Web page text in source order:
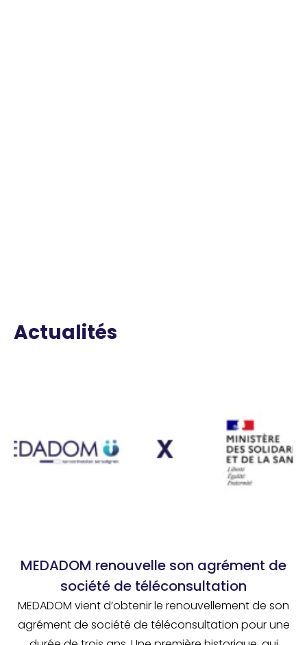
Actualités
MEDADOM renouvelle son agrément de
société de téléconsultation
MEDADOM vient d’obtenir le renouvellement de son
agrément de société de téléconsultation pour une